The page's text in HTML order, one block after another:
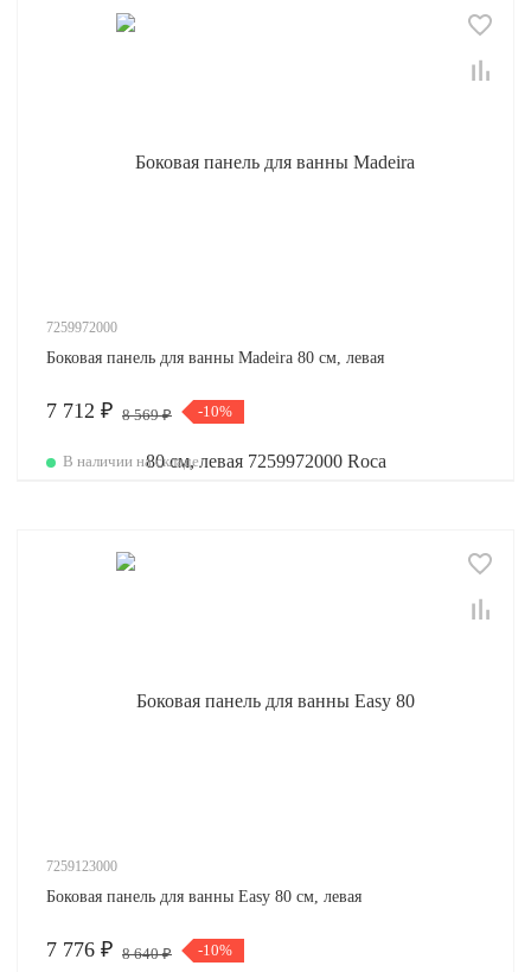
7259972000
Боковая панель для ванны Madeira 80 см, левая
7 712 ₽ 8 569 ₽ -10%
В наличии на складе
7259123000
Боковая панель для ванны Easy 80 см, левая
7 776 ₽ 8 640 ₽ -10%